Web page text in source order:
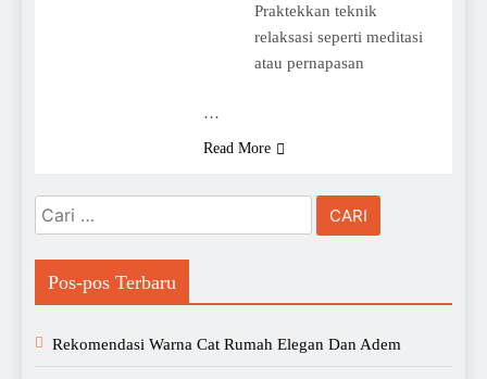
Praktekkan teknik
relaksasi seperti meditasi
atau pernapasan
…
Read More
Cari
untuk:
Pos-pos Terbaru
Rekomendasi Warna Cat Rumah Elegan Dan Adem